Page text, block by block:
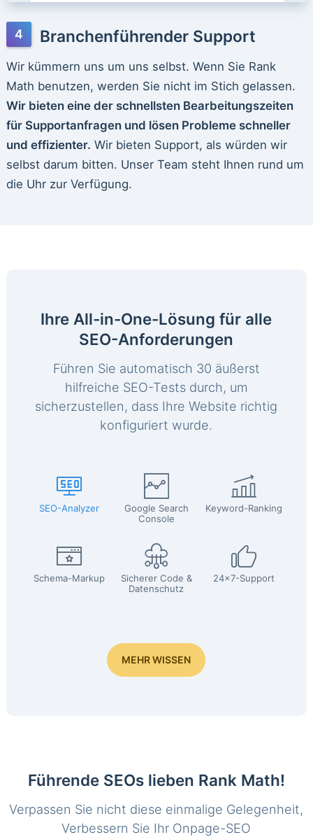
Branchenführender Support
Wir kümmern uns um uns selbst. Wenn Sie Rank
Math benutzen, werden Sie nicht im Stich gelassen.
Wir bieten eine der schnellsten Bearbeitungszeiten
für Supportanfragen und lösen Probleme schneller
und effizienter. Wir bieten Support, als würden wir
selbst darum bitten. Unser Team steht Ihnen rund um
die Uhr zur Verfügung.
Ihre All-in-One-Lösung für alle
SEO-Anforderungen
Führen Sie automatisch 30 äußerst
hilfreiche SEO-Tests durch, um
sicherzustellen, dass Ihre Website richtig
konfiguriert wurde.
SEO-Analyzer
Google Search
Console
Keyword-Ranking
Schema-Markup
Sicherer Code &
Datenschutz
24x7-Support
MEHR WISSEN
Führende SEOs lieben Rank Math!
Verpassen Sie nicht diese einmalige Gelegenheit,
Verbessern Sie Ihr Onpage-SEO